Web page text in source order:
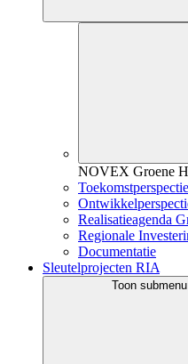
NOVEX Groene
Realisatieagenda
Regionale
Documentatie
Sleutelprojecten RIA
Toon